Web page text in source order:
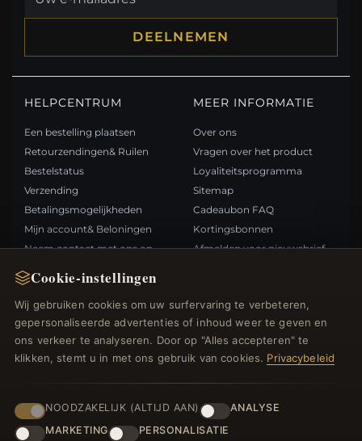
Cookie-instellingen
Wij gebruiken cookies om uw surfervaring te verbeteren,
gepersonaliseerde advertenties of inhoud weer te geven en
ons verkeer te analyseren. Door op "Alles accepteren" te
klikken, stemt u in met ons gebruik van cookies. Privacybeleid
NOODZAKELIJK (ALTIJD AAN)
ANALYSE
MARKETING
PERSONALISATIE
DEELNEMEN
HELPCENTRUM
Een bestelling plaatsen
Retourzendingen& Ruilen
Bestelstatus
Verzending
Betalingsmogelijkheden
Mijn account& Beloningen
Neem contact met ons op
MEER INFORMATIE
Over ons
Vragen over het product
Loyaliteitsprogramma
Sitemap
Cadeaubon FAQ
Kortingsbonnen
Afmelden voor nieuwsbrief
Nieuwe producten
Specials
Blog
Inloggen
BETAALMETHODEN